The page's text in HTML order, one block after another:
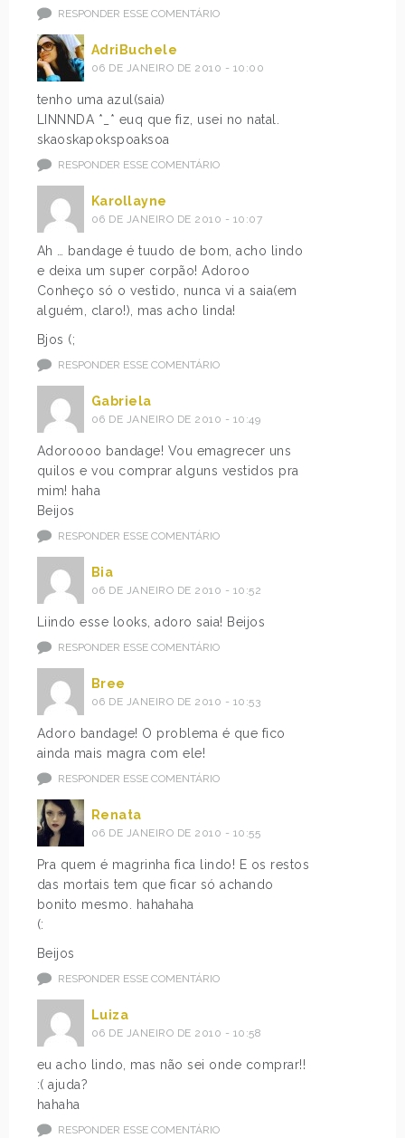
RESPONDER ESSE COMENTÁRIO
AdriBuchele
06 DE JANEIRO DE 2010 - 10:00
tenho uma azul(saia)
LINNNDA *_* euq que fiz, usei no natal.
skaoskapokspoaksoa
RESPONDER ESSE COMENTÁRIO
Karollayne
06 DE JANEIRO DE 2010 - 10:07
Ah … bandage é tuudo de bom, acho lindo
e deixa um super corpão! Adoroo
Conheço só o vestido, nunca vi a saia(em
alguém, claro!), mas acho linda!
Bjos (;
RESPONDER ESSE COMENTÁRIO
Gabriela
06 DE JANEIRO DE 2010 - 10:49
Adoroooo bandage! Vou emagrecer uns
quilos e vou comprar alguns vestidos pra
mim! haha
Beijos
RESPONDER ESSE COMENTÁRIO
Bia
06 DE JANEIRO DE 2010 - 10:52
Liindo esse looks, adoro saia! Beijos
RESPONDER ESSE COMENTÁRIO
Bree
06 DE JANEIRO DE 2010 - 10:53
Adoro bandage! O problema é que fico
ainda mais magra com ele!
RESPONDER ESSE COMENTÁRIO
Renata
06 DE JANEIRO DE 2010 - 10:55
Pra quem é magrinha fica lindo! E os restos
das mortais tem que ficar só achando
bonito mesmo. hahahaha
(:
Beijos
RESPONDER ESSE COMENTÁRIO
Luiza
06 DE JANEIRO DE 2010 - 10:58
eu acho lindo, mas não sei onde comprar!!
:( ajuda?
hahaha
RESPONDER ESSE COMENTÁRIO